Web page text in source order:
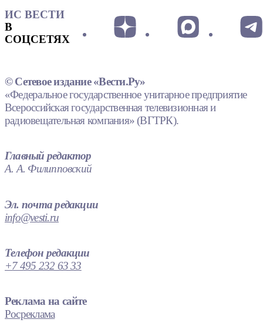
ИС ВЕСТИ
В
СОЦСЕТЯХ
© Сетевое издание «Вести.Ру»
«Федеральное государственное унитарное предприятие
Всероссийская государственная телевизионная и
радиовещательная компания» (ВГТРК).
Главный редактор
А. А. Филипповский
Эл. почта редакции
info@vesti.ru
Телефон редакции
+7 495 232 63 33
Реклама на сайте
Росреклама